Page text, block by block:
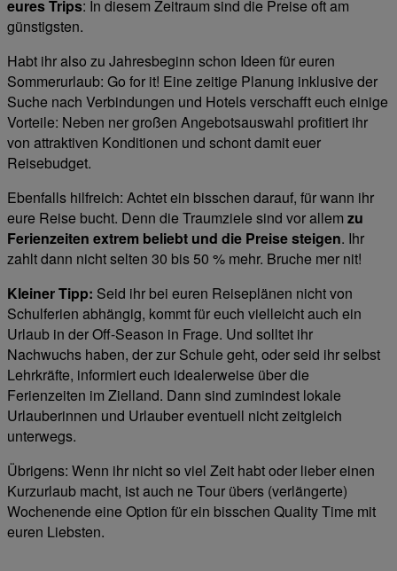
eures Trips: In diesem Zeitraum sind die Preise oft am
günstigsten.
Habt ihr also zu Jahresbeginn schon Ideen für euren
Sommerurlaub: Go for it! Eine zeitige Planung inklusive der
Suche nach Verbindungen und Hotels verschafft euch einige
Vorteile: Neben ner großen Angebotsauswahl profitiert ihr
von attraktiven Konditionen und schont damit euer
Reisebudget.
Ebenfalls hilfreich: Achtet ein bisschen darauf, für wann ihr
eure Reise bucht. Denn die Traumziele sind vor allem zu
Ferienzeiten extrem beliebt und die Preise steigen. Ihr
zahlt dann nicht selten 30 bis 50 % mehr. Bruche mer nit!
Kleiner Tipp: Seid ihr bei euren Reiseplänen nicht von
Schulferien abhängig, kommt für euch vielleicht auch ein
Urlaub in der Off-Season in Frage. Und solltet ihr
Nachwuchs haben, der zur Schule geht, oder seid ihr selbst
Lehrkräfte, informiert euch idealerweise über die
Ferienzeiten im Zielland. Dann sind zumindest lokale
Urlauberinnen und Urlauber eventuell nicht zeitgleich
unterwegs.
Übrigens: Wenn ihr nicht so viel Zeit habt oder lieber einen
Kurzurlaub macht, ist auch ne Tour übers (verlängerte)
Wochenende eine Option für ein bisschen Quality Time mit
euren Liebsten.